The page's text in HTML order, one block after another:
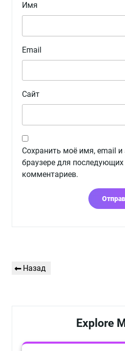
Имя
Email
Сайт
Сохранить моё имя, email и
браузере для
комментариев.
по
Предыдущая
Назад
Explore